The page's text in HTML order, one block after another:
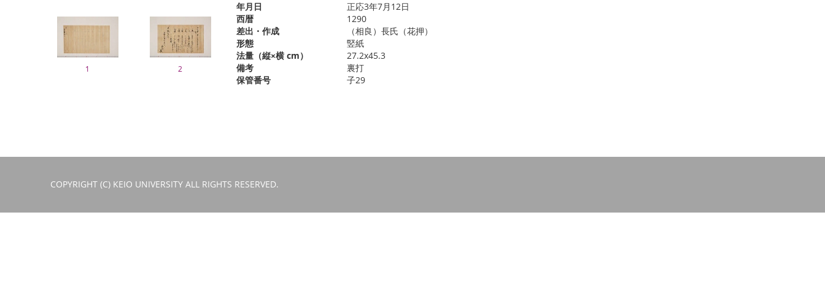
1 2
年月日
正応3年7月12日
西暦
1290
差出・作成
（相良）長氏（花押）
形態
竪紙
法量（縦×横 cm）
27.2x45.3
備考
裏打
保管番号
子29
COPYRIGHT (C) KEIO UNIVERSITY ALL RIGHTS RESERVED.